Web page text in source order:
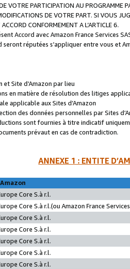
VOTRE PARTICIPATION AU PROGRAMME
DE VOTRE PART. SI VOUS
CONFORMEMENT A L’ARTICLE 6.
Accord avec Amazon France Services
réputées s’appliquer entre vous et
et Site d’Amazon par lieu
en matière de résolution des litiges
applicable aux Sites d’Amazon
des données personnelles par Sites
sont fournies à titre indicatif
prévaut en cas de contradiction.
ANNEXE 1 : ENTITE
Core S.à r.l.
Core S.à r.l.(ou Amazon France
Core S.à r.l.
Core S.à r.l.
Core S.à r.l.
Core S.à r.l.
Core S.à r.l.